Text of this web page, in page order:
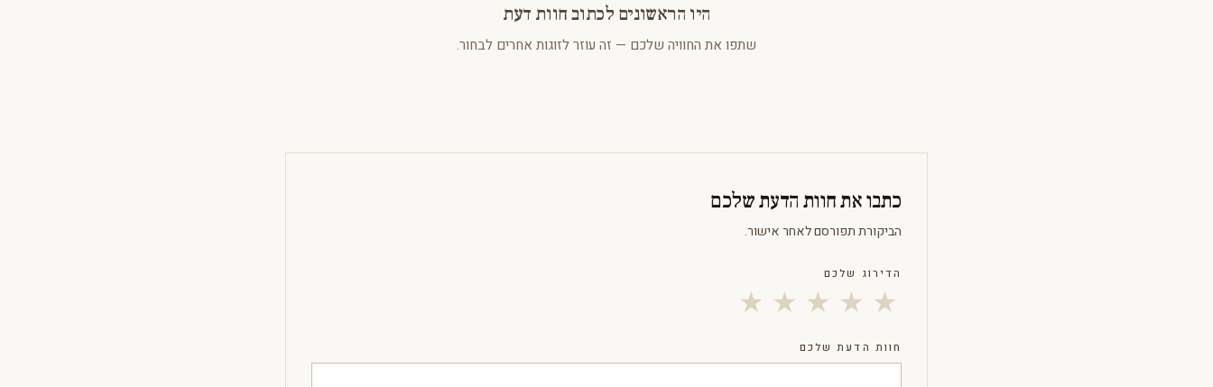
היו הראשונים לכתוב חוות דעת
שתפו את החוויה שלכם — זה עוזר לזוגות אחרים לבחור.
כתבו את חוות הדעת שלכם
הביקורת תפורסם לאחר אישור.
הדירוג שלכם
★ ★ ★ ★ ★
חוות הדעת שלכם